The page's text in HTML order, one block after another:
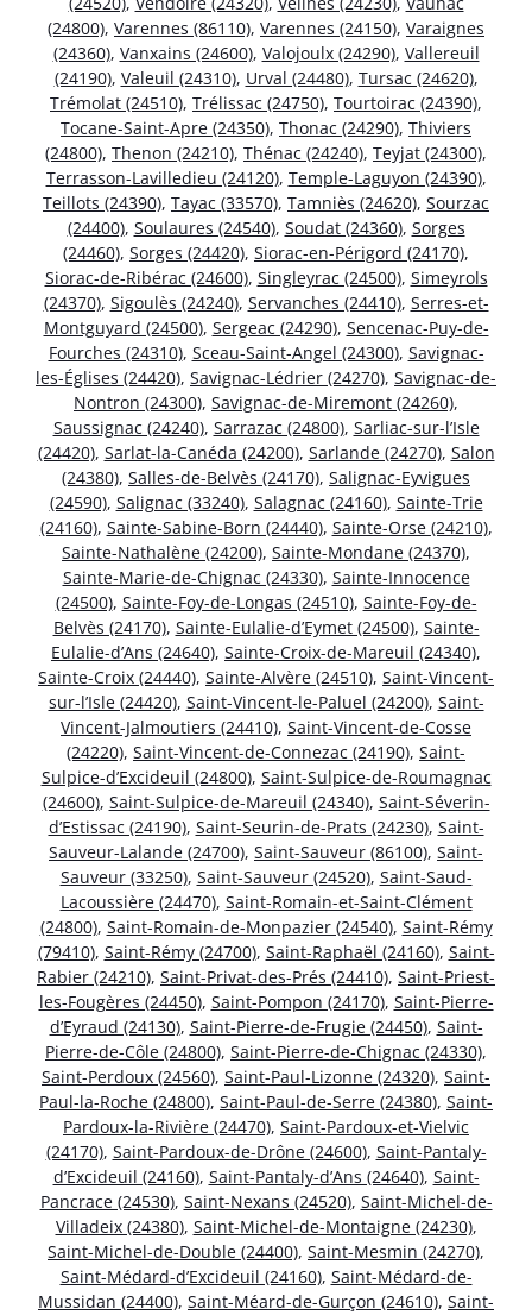
(24800), Varennes (86110), Varennes (24150), Varaignes
(24360), Vanxains (24600), Valojoulx (24290), Vallereuil
(24190), Valeuil (24310), Urval (24480), Tursac (24620),
Trémolat (24510), Trélissac (24750), Tourtoirac (24390),
Tocane-Saint-Apre (24350), Thonac (24290), Thiviers
(24800), Thenon (24210), Thénac (24240), Teyjat (24300),
Terrasson-Lavilledieu (24120), Temple-Laguyon (24390),
Teillots (24390), Tayac (33570), Tamniès (24620), Sourzac
(24400), Soulaures (24540), Soudat (24360), Sorges
(24460), Sorges (24420), Siorac-en-Périgord (24170),
Siorac-de-Ribérac (24600), Singleyrac (24500), Simeyrols
(24370), Sigoulès (24240), Servanches (24410), Serres-et-
Montguyard (24500), Sergeac (24290), Sencenac-Puy-de-
Fourches (24310), Sceau-Saint-Angel (24300), Savignac-
les-Églises (24420), Savignac-Lédrier (24270), Savignac-de-
Nontron (24300), Savignac-de-Miremont (24260),
Saussignac (24240), Sarrazac (24800), Sarliac-sur-l’Isle
(24420), Sarlat-la-Canéda (24200), Sarlande (24270), Salon
(24380), Salles-de-Belvès (24170), Salignac-Eyvigues
(24590), Salignac (33240), Salagnac (24160), Sainte-Trie
(24160), Sainte-Sabine-Born (24440), Sainte-Orse (24210),
Sainte-Nathalène (24200), Sainte-Mondane (24370),
Sainte-Marie-de-Chignac (24330), Sainte-Innocence
(24500), Sainte-Foy-de-Longas (24510), Sainte-Foy-de-
Belvès (24170), Sainte-Eulalie-d’Eymet (24500), Sainte-
Eulalie-d’Ans (24640), Sainte-Croix-de-Mareuil (24340),
Sainte-Croix (24440), Sainte-Alvère (24510), Saint-Vincent-
sur-l’Isle (24420), Saint-Vincent-le-Paluel (24200), Saint-
Vincent-Jalmoutiers (24410), Saint-Vincent-de-Cosse
(24220), Saint-Vincent-de-Connezac (24190), Saint-
Sulpice-d’Excideuil (24800), Saint-Sulpice-de-Roumagnac
(24600), Saint-Sulpice-de-Mareuil (24340), Saint-Séverin-
d’Estissac (24190), Saint-Seurin-de-Prats (24230), Saint-
Sauveur-Lalande (24700), Saint-Sauveur (86100), Saint-
Sauveur (33250), Saint-Sauveur (24520), Saint-Saud-
Lacoussière (24470), Saint-Romain-et-Saint-Clément
(24800), Saint-Romain-de-Monpazier (24540), Saint-Rémy
(79410), Saint-Rémy (24700), Saint-Raphaël (24160), Saint-
Rabier (24210), Saint-Privat-des-Prés (24410), Saint-Priest-
les-Fougères (24450), Saint-Pompon (24170), Saint-Pierre-
d’Eyraud (24130), Saint-Pierre-de-Frugie (24450), Saint-
Pierre-de-Côle (24800), Saint-Pierre-de-Chignac (24330),
Saint-Perdoux (24560), Saint-Paul-Lizonne (24320), Saint-
Paul-la-Roche (24800), Saint-Paul-de-Serre (24380), Saint-
Pardoux-la-Rivière (24470), Saint-Pardoux-et-Vielvic
(24170), Saint-Pardoux-de-Drône (24600), Saint-Pantaly-
d’Excideuil (24160), Saint-Pantaly-d’Ans (24640), Saint-
Pancrace (24530), Saint-Nexans (24520), Saint-Michel-de-
Villadeix (24380), Saint-Michel-de-Montaigne (24230),
Saint-Michel-de-Double (24400), Saint-Mesmin (24270),
Saint-Médard-d’Excideuil (24160), Saint-Médard-de-
Mussidan (24400), Saint-Méard-de-Gurçon (24610), Saint-